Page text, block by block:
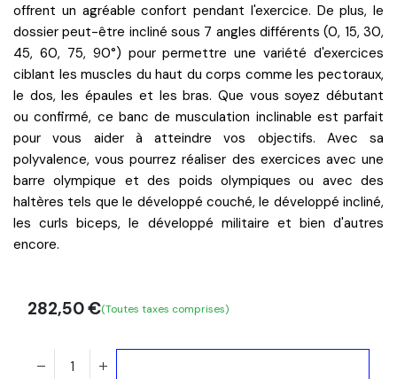
offrent un agréable confort pendant l'exercice. De plus, le
dossier peut-être incliné sous 7 angles différents(0, 15, 30,
45, 60, 75, 90°) pour permettre une variété d'exercices
ciblant les muscles du haut du corps comme les pectoraux,
le dos, les épaules et les bras. Que vous soyez débutant
ouconfirmé, ce banc de musculation inclinable est parfait
pour vous aider à atteindre vos objectifs. Avec sa
polyvalence, vous pourrez réaliser des exercices avec une
barre olympique et des poids olympiques ou avec des
haltères tels que le développé couché, le développé incliné,
les curls biceps, le développé militaire et bien d'autres
encore.
282,50€(Toutes taxes comprises)